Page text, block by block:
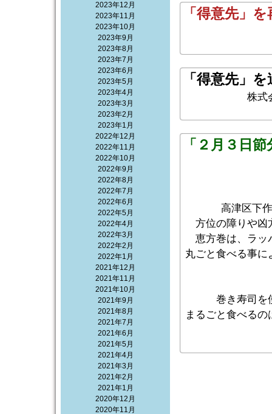
2023年12月
2023年11月
2023年10月
2023年9月
2023年8月
2023年7月
2023年6月
2023年5月
2023年4月
2023年3月
2023年2月
2023年1月
2022年12月
2022年11月
2022年10月
2022年9月
2022年8月
2022年7月
2022年6月
2022年5月
2022年4月
2022年3月
2022年2月
2022年1月
2021年12月
2021年11月
2021年10月
2021年9月
2021年8月
2021年7月
2021年6月
2021年5月
2021年4月
2021年3月
2021年2月
2021年1月
2020年12月
2020年11月
「得意先」
「得意先」
株
「２月３日
高津区下
方位の障りや凶
恵方巻は、ラッ
丸ごと食べ
巻き寿司を
まるごと食べる